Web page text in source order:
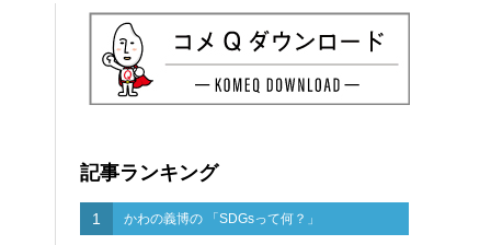
記事ランキング
1 かわの義博の 「SDGsって何？」